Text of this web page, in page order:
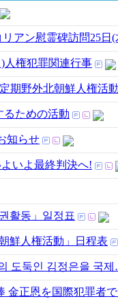
リアン慰霊碑訪問25日
人権犯罪関連行事
期野外北朝鮮人権活
るための活動
知らせ
いよ最終判決へ!
활동」일정표
鮮人権活動」日程表
도둑인 김정은을 국
金正恩を国際犯罪者